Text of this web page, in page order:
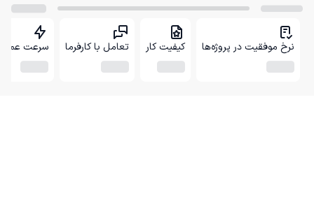
نرخ موفقیت در پروژه‌ها کیفیت کار تعامل با کارفرما سرعت عمل